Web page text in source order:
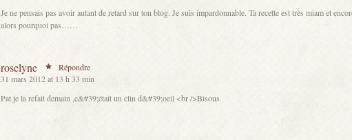
Je ne pensais pas avoir autant de retard sur ton blog. Je suis impardonnable. Ta recette est très miam et
alors pourquoi pas……
roselyne
Répondre
31 mars 2012 at 13 h 33 min
Pat je la refait demain ,c&#39;était un clin d&#39;oeil <br />Bisous